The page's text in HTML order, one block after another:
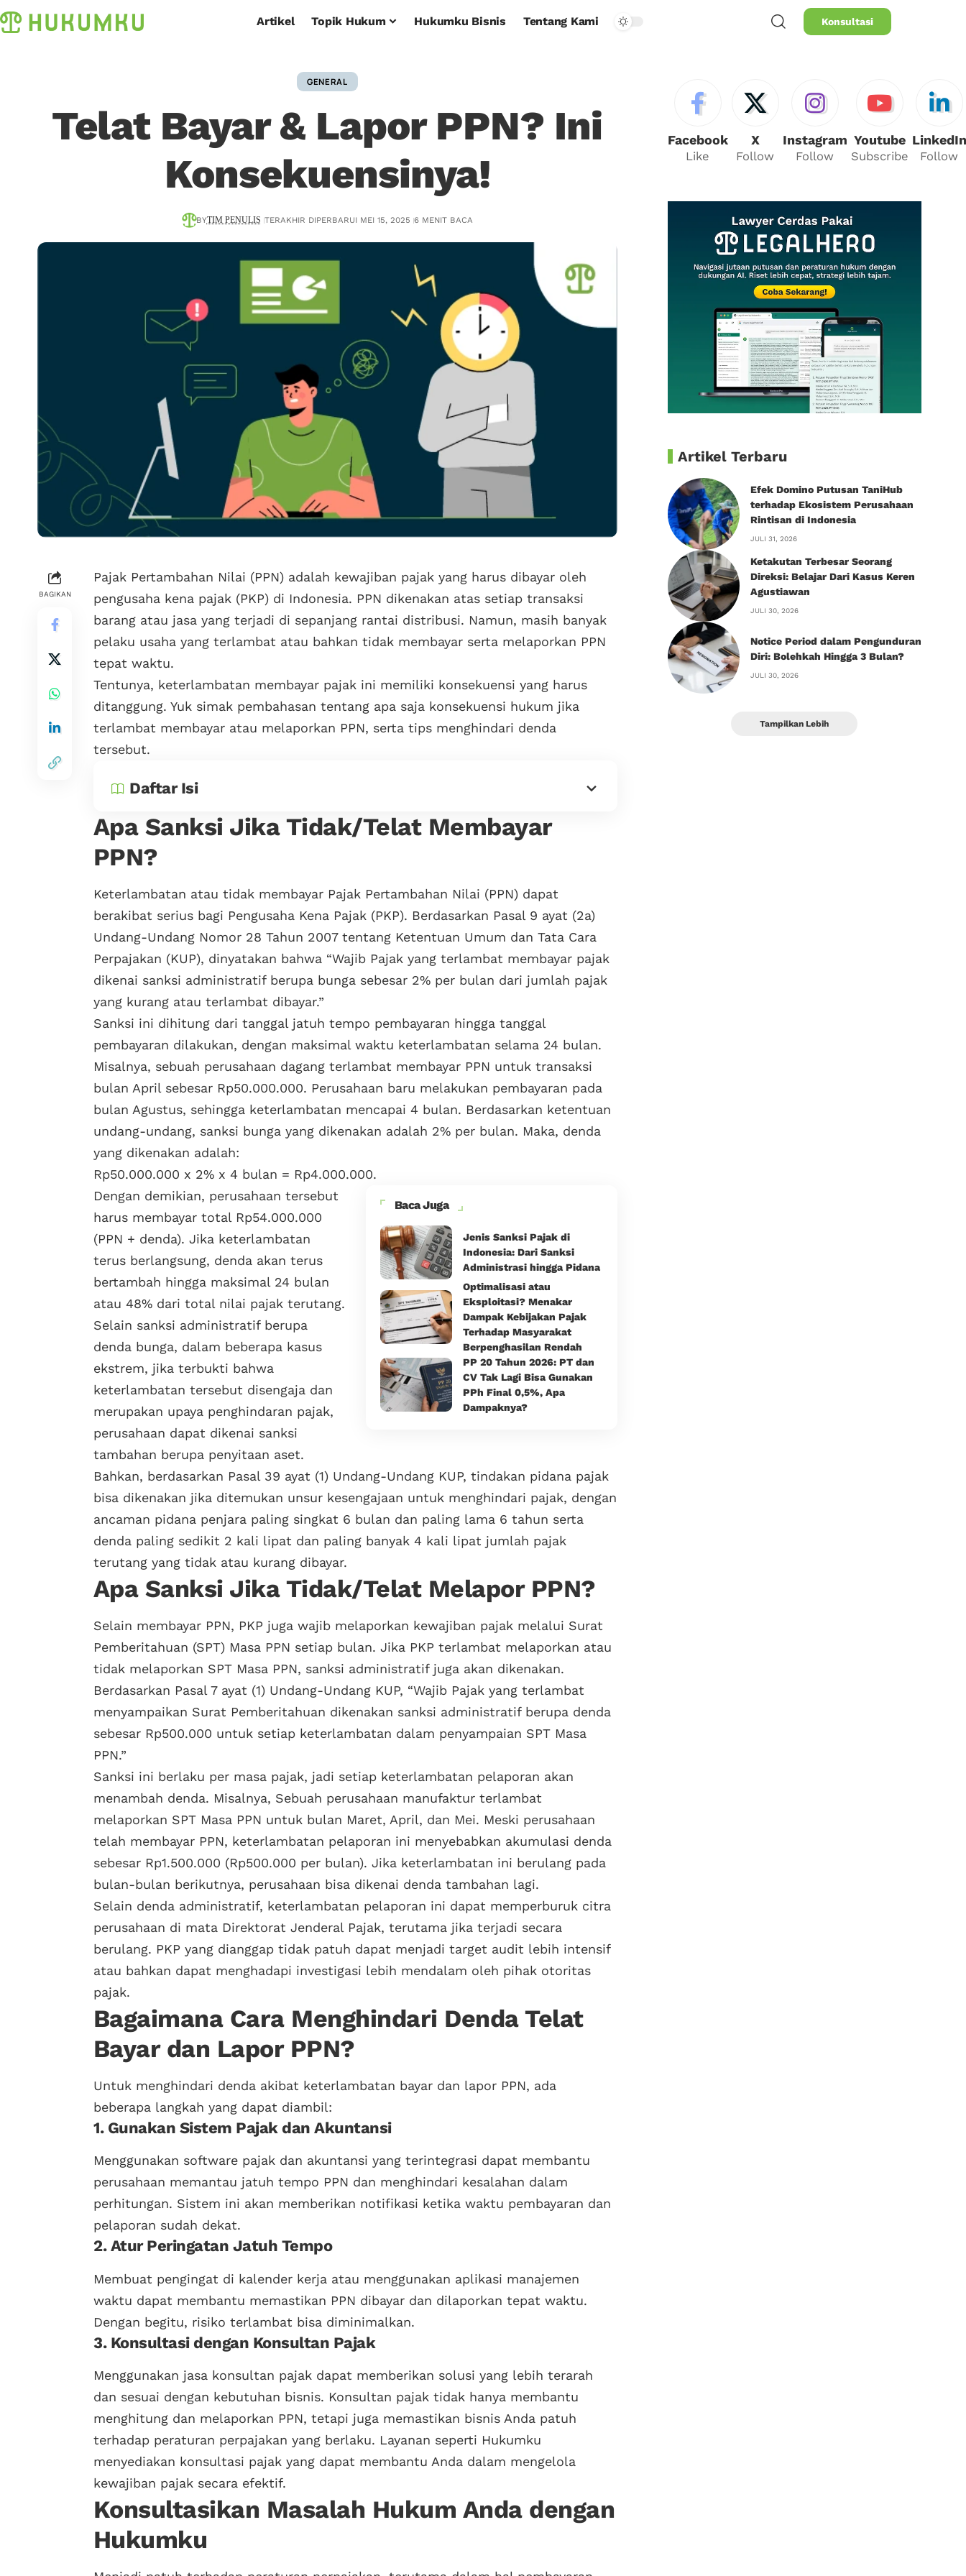
Artikel Topik Hukum Hukumku Bisnis Tentang Kami Konsultasi
GENERAL
Telat Bayar & Lapor PPN? Ini
Konsekuensinya!
BYTIM PENULIS TERAKHIR DIPERBARUI MEI 15, 2025 6 MENIT BACA
BAGIKAN
Pajak Pertambahan Nilai (PPN) adalah kewajiban pajak yang harus dibayar oleh
pengusaha kena pajak (PKP) di Indonesia. PPN dikenakan atas setiap transaksi
barang atau jasa yang terjadi di sepanjang rantai distribusi. Namun, masih banyak
pelaku usaha yang terlambat atau bahkan tidak membayar serta melaporkan PPN
tepat waktu.
Tentunya, keterlambatan membayar pajak ini memiliki konsekuensi yang harus
ditanggung. Yuk simak pembahasan tentang apa saja konsekuensi hukum jika
terlambat membayar atau melaporkan PPN, serta tips menghindari denda
tersebut.
Daftar Isi
Apa Sanksi Jika Tidak/Telat Membayar
PPN?
Keterlambatan atau tidak membayar Pajak Pertambahan Nilai (PPN) dapat
berakibat serius bagi Pengusaha Kena Pajak (PKP). Berdasarkan Pasal 9 ayat (2a)
Undang-Undang Nomor 28 Tahun 2007 tentang Ketentuan Umum dan Tata Cara
Perpajakan (KUP), dinyatakan bahwa “Wajib Pajak yang terlambat membayar pajak
dikenai sanksi administratif berupa bunga sebesar 2% per bulan dari jumlah pajak
yang kurang atau terlambat dibayar.”
Sanksi ini dihitung dari tanggal jatuh tempo pembayaran hingga tanggal
pembayaran dilakukan, dengan maksimal waktu keterlambatan selama 24 bulan.
Misalnya, sebuah perusahaan dagang terlambat membayar PPN untuk transaksi
bulan April sebesar Rp50.000.000. Perusahaan baru melakukan pembayaran pada
bulan Agustus, sehingga keterlambatan mencapai 4 bulan. Berdasarkan ketentuan
undang-undang, sanksi bunga yang dikenakan adalah 2% per bulan. Maka, denda
yang dikenakan adalah:
Rp50.000.000 x 2% x 4 bulan = Rp4.000.000.
Baca Juga
Jenis Sanksi Pajak di
Indonesia: Dari Sanksi
Administrasi hingga Pidana
Optimalisasi atau
Eksploitasi? Menakar
Dampak Kebijakan Pajak
Terhadap Masyarakat
Berpenghasilan Rendah
PP 20 Tahun 2026: PT dan
CV Tak Lagi Bisa Gunakan
PPh Final 0,5%, Apa
Dampaknya?
Dengan demikian, perusahaan tersebut
harus membayar total Rp54.000.000
(PPN + denda). Jika keterlambatan
terus berlangsung, denda akan terus
bertambah hingga maksimal 24 bulan
atau 48% dari total nilai pajak terutang.
Selain sanksi administratif berupa
denda bunga, dalam beberapa kasus
ekstrem, jika terbukti bahwa
keterlambatan tersebut disengaja dan
merupakan upaya penghindaran pajak,
perusahaan dapat dikenai sanksi
tambahan berupa penyitaan aset.
Bahkan, berdasarkan Pasal 39 ayat (1) Undang-Undang KUP, tindakan pidana pajak
bisa dikenakan jika ditemukan unsur kesengajaan untuk menghindari pajak, dengan
ancaman pidana penjara paling singkat 6 bulan dan paling lama 6 tahun serta
denda paling sedikit 2 kali lipat dan paling banyak 4 kali lipat jumlah pajak
terutang yang tidak atau kurang dibayar.
Apa Sanksi Jika Tidak/Telat Melapor PPN?
Selain membayar PPN, PKP juga wajib melaporkan kewajiban pajak melalui Surat
Pemberitahuan (SPT) Masa PPN setiap bulan. Jika PKP terlambat melaporkan atau
tidak melaporkan SPT Masa PPN, sanksi administratif juga akan dikenakan.
Berdasarkan Pasal 7 ayat (1) Undang-Undang KUP, “Wajib Pajak yang terlambat
menyampaikan Surat Pemberitahuan dikenakan sanksi administratif berupa denda
sebesar Rp500.000 untuk setiap keterlambatan dalam penyampaian SPT Masa
PPN.”
Sanksi ini berlaku per masa pajak, jadi setiap keterlambatan pelaporan akan
menambah denda. Misalnya, Sebuah perusahaan manufaktur terlambat
melaporkan SPT Masa PPN untuk bulan Maret, April, dan Mei. Meski perusahaan
telah membayar PPN, keterlambatan pelaporan ini menyebabkan akumulasi denda
sebesar Rp1.500.000 (Rp500.000 per bulan). Jika keterlambatan ini berulang pada
bulan-bulan berikutnya, perusahaan bisa dikenai denda tambahan lagi.
Selain denda administratif, keterlambatan pelaporan ini dapat memperburuk citra
perusahaan di mata Direktorat Jenderal Pajak, terutama jika terjadi secara
berulang. PKP yang dianggap tidak patuh dapat menjadi target audit lebih intensif
atau bahkan dapat menghadapi investigasi lebih mendalam oleh pihak otoritas
pajak.
Bagaimana Cara Menghindari Denda Telat
Bayar dan Lapor PPN?
Untuk menghindari denda akibat keterlambatan bayar dan lapor PPN, ada
beberapa langkah yang dapat diambil:
1. Gunakan Sistem Pajak dan Akuntansi
Menggunakan software pajak dan akuntansi yang terintegrasi dapat membantu
perusahaan memantau jatuh tempo PPN dan menghindari kesalahan dalam
perhitungan. Sistem ini akan memberikan notifikasi ketika waktu pembayaran dan
pelaporan sudah dekat.
2. Atur Peringatan Jatuh Tempo
Membuat pengingat di kalender kerja atau menggunakan aplikasi manajemen
waktu dapat membantu memastikan PPN dibayar dan dilaporkan tepat waktu.
Dengan begitu, risiko terlambat bisa diminimalkan.
3. Konsultasi dengan Konsultan Pajak
Menggunakan jasa konsultan pajak dapat memberikan solusi yang lebih terarah
dan sesuai dengan kebutuhan bisnis. Konsultan pajak tidak hanya membantu
menghitung dan melaporkan PPN, tetapi juga memastikan bisnis Anda patuh
terhadap peraturan perpajakan yang berlaku. Layanan seperti Hukumku
menyediakan konsultasi pajak yang dapat membantu Anda dalam mengelola
kewajiban pajak secara efektif.
Konsultasikan Masalah Hukum Anda dengan
Hukumku
Facebook
Like
X
Follow
Instagram
Follow
Youtube
Subscribe
LinkedIn
Follow
Artikel Terbaru
Efek Domino Putusan TaniHub
terhadap Ekosistem Perusahaan
Rintisan di Indonesia
JULI 31, 2026
Ketakutan Terbesar Seorang
Direksi: Belajar Dari Kasus Keren
Agustiawan
JULI 30, 2026
Notice Period dalam Pengunduran
Diri: Bolehkah Hingga 3 Bulan?
JULI 30, 2026
Tampilkan Lebih